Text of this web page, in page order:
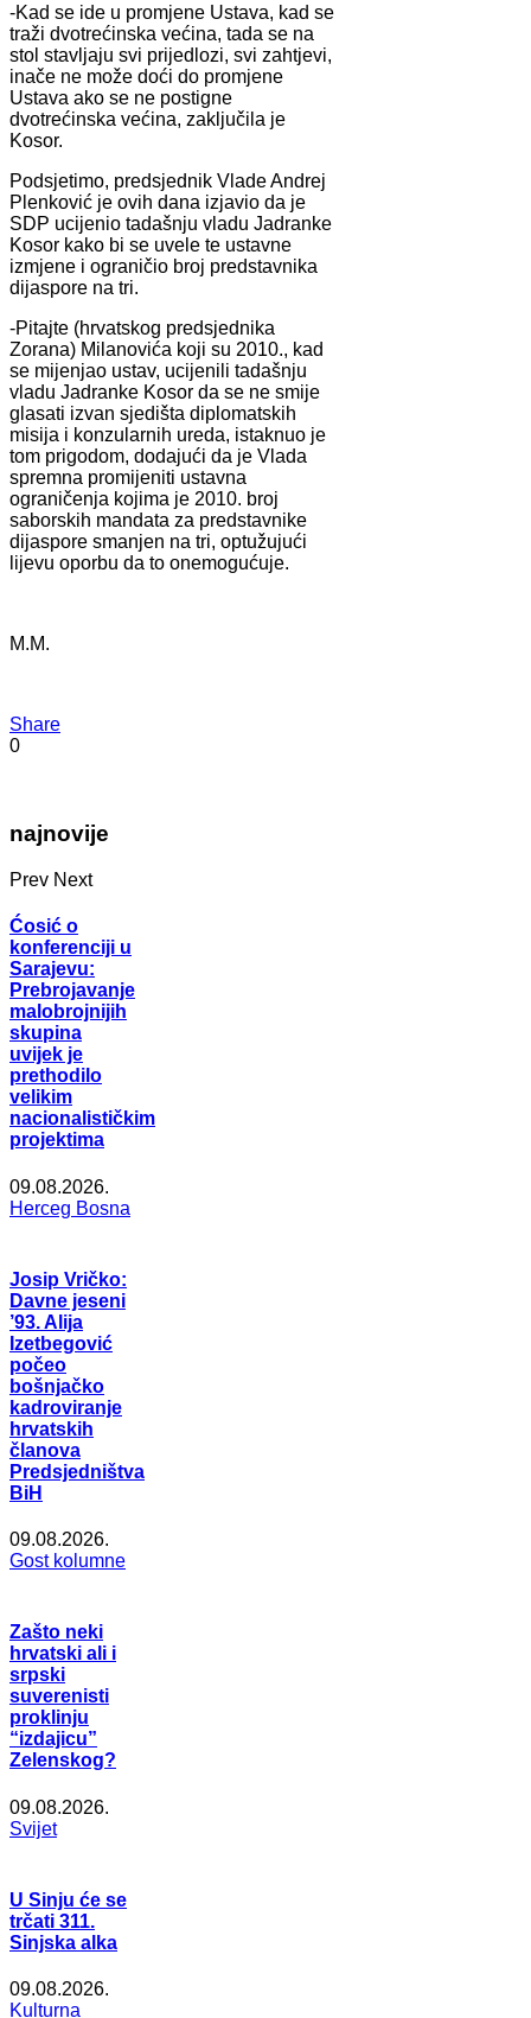
-Kad se ide u promjene Ustava, kad se
traži dvotrećinska većina, tada se na
stol stavljaju svi prijedlozi, svi zahtjevi,
inače ne može doći do promjene
Ustava ako se ne postigne
dvotrećinska većina, zaključila je
Kosor.
Podsjetimo, predsjednik Vlade Andrej
Plenković je ovih dana izjavio da je
SDP ucijenio tadašnju vladu Jadranke
Kosor kako bi se uvele te ustavne
izmjene i ograničio broj predstavnika
dijaspore na tri.
-Pitajte (hrvatskog predsjednika
Zorana) Milanovića koji su 2010., kad
se mijenjao ustav, ucijenili tadašnju
vladu Jadranke Kosor da se ne smije
glasati izvan sjedišta diplomatskih
misija i konzularnih ureda, istaknuo je
tom prigodom, dodajući da je Vlada
spremna promijeniti ustavna
ograničenja kojima je 2010. broj
saborskih mandata za predstavnike
dijaspore smanjen na tri, optužujući
lijevu oporbu da to onemogućuje.
M.M.
Share
0
najnovije
Prev Next
Ćosić o
konferenciji u
Sarajevu:
Prebrojavanje
malobrojnijih
skupina
uvijek je
prethodilo
velikim
nacionalističkim
projektima
09.08.2026.
Herceg Bosna
Josip Vričko:
Davne jeseni
’93. Alija
Izetbegović
počeo
bošnjačko
kadroviranje
hrvatskih
članova
Predsjedništva
BiH
09.08.2026.
Gost kolumne
Zašto neki
hrvatski ali i
srpski
suverenisti
proklinju
“izdajicu”
Zelenskog?
09.08.2026.
Svijet
U Sinju će se
trčati 311.
Sinjska alka
09.08.2026.
Kulturna